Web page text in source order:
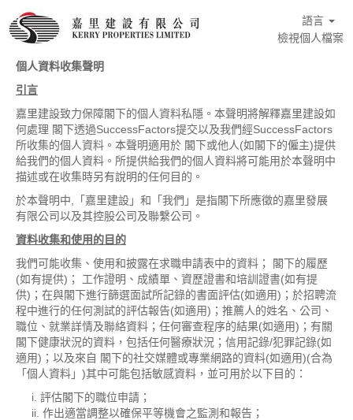
語言
檢視個人檔案
個人資料收集聲明
引言
嘉里建設致力保障閣下的個人資料私隱。本聲明將解釋嘉里建設如
何處理 閣下透過SuccessFactors提交以及我們經SuccessFactors
所收集的個人資料。本聲明適用於 閣下或他人(如閣下的僱主)提供
給我們的個人資料。所提供給我們的個人資料將可能用於本聲明中
描述或在收集時另有說明的任何目的。
於本聲明中,「嘉里建設」和「我們」是指閣下所應徵的嘉里發展
有限公司以及其控股公司及聯繫公司。
資料收集和使用的目的
我們可能收集、使用和披露在求職申請表中的資料； 閣下的履歷
(如有提供)； 工作證明、成績單、資歷證書和培訓證書(如有提
供)；在與閣下進行篩選面試所記錄的書面評估(如適用)；於招聘流
程中進行的任何測試的評估報告(如適用)；推薦人的姓名、公司、
職位、就業詳情及聯絡資料；任何審查程序的結果(如適用)；有關
閣下健康狀況的資料，包括任何醫療狀況；信用記錄/犯罪記錄(如
適用)；以及來自 閣下的社交媒體或專業網路的資料(如適用)(合為
「個人資料」)其中可能包括敏感資料，並可用於以下目的：
評估閣下的職位申請；
作出適當調整以確保平等機會之監測和報告；